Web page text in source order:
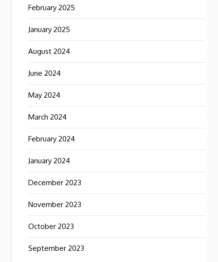
February 2025
January 2025
August 2024
June 2024
May 2024
March 2024
February 2024
January 2024
December 2023
November 2023
October 2023
September 2023